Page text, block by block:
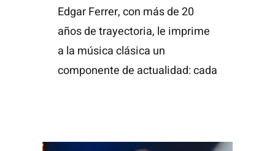
Edgar Ferrer, con más de 20
años de trayectoria, le imprime
a la música clásica un
componente de actualidad: cada